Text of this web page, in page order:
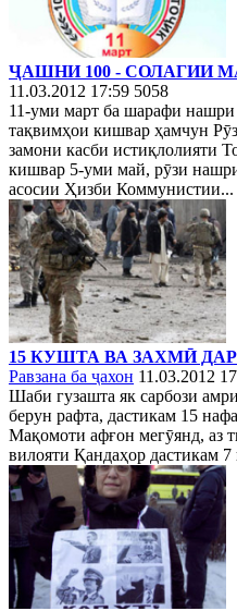
ҶАШНИ 100 - СОЛАГИИ
11.03.2012 17:59 5058
11-уми март ба шарафи
тақвимҳои кишвар ҳамчун
замони касби истиқлолияти
кишвар 5-уми май, рӯзи
асосии Ҳизби Коммунистии...
15 КУШТА ВА ЗАХМӢ
Равзана ба ҷахон 11.03.2012
Шаби гузашта як сарбози
берун рафта, дастикам 15
Мақомоти афғон мегӯянд, аз
вилояти Қандаҳор дастикам